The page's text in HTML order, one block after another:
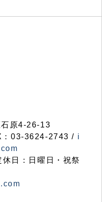
原4-26-13
03-3624-2743 / i
日：日曜日・祝祭